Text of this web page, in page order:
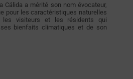
Cálida a mérité son nom évocateur,
pour les caractéristiques naturelles
les visiteurs et les résidents qui
bienfaits climatiques et de son